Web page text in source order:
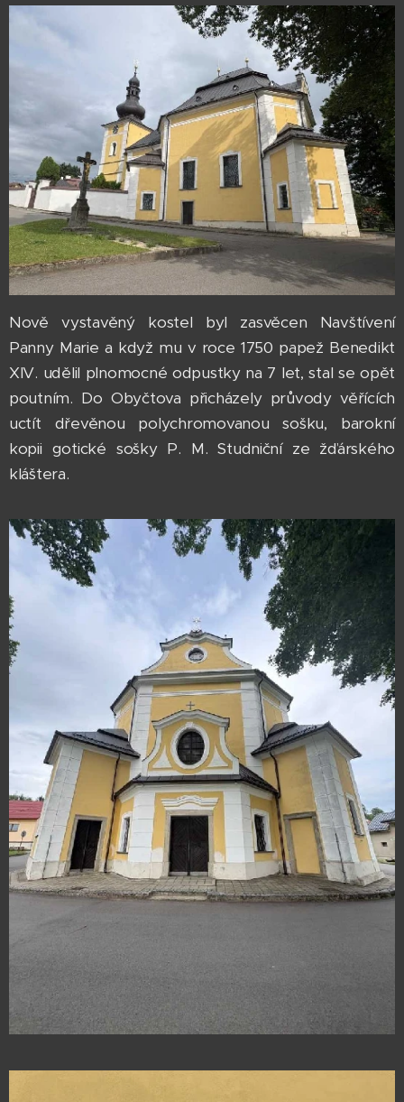
Nově vystavěný kostel byl zasvěcen Navštívení
Panny Marie a když mu v roce 1750 papež Benedikt
XIV. udělil plnomocné odpustky na 7 let, stal se opět
poutním. Do Obyčtova přicházely průvody věřících
uctít dřevěnou polychromovanou sošku, barokní
kopii gotické sošky P. M. Studniční ze žďárského
kláštera.